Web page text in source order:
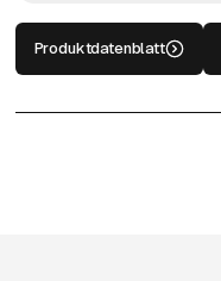
Produktdatenblatt